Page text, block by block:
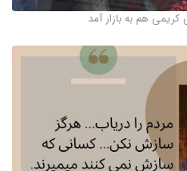
هم به بازار آمد